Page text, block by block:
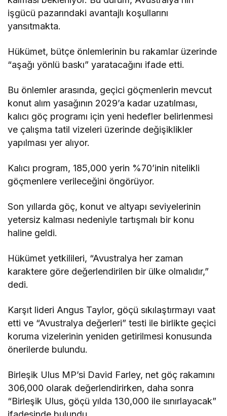
işgücü pazarındaki avantajlı koşullarını
yansıtmakta.
Hükümet, bütçe önlemlerinin bu rakamlar üzerinde
“aşağı yönlü baskı” yaratacağını ifade etti.
Bu önlemler arasında, geçici göçmenlerin mevcut
konut alım yasağının 2029’a kadar uzatılması,
kalıcı göç programı için yeni hedefler belirlenmesi
ve çalışma tatil vizeleri üzerinde değişiklikler
yapılması yer alıyor.
Kalıcı program, 185,000 yerin %70’inin nitelikli
göçmenlere verileceğini öngörüyor.
Son yıllarda göç, konut ve altyapı seviyelerinin
yetersiz kalması nedeniyle tartışmalı bir konu
haline geldi.
Hükümet yetkilileri, “Avustralya her zaman
karaktere göre değerlendirilen bir ülke olmalıdır,”
dedi.
Karşıt lideri Angus Taylor, göçü sıkılaştırmayı vaat
etti ve “Avustralya değerleri” testi ile birlikte geçici
koruma vizelerinin yeniden getirilmesi konusunda
önerilerde bulundu.
Birleşik Ulus MP’si David Farley, net göç rakamını
306,000 olarak değerlendirirken, daha sonra
“Birleşik Ulus, göçü yılda 130,000 ile sınırlayacak”